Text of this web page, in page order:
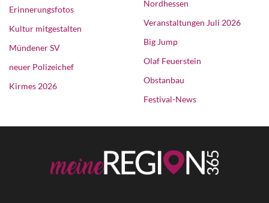
Erinnerungsfotos
Kultur mitgestalten
Mündener SV
neuer Polizeichef
Kirmes 2026
Nordhessen
Veranstaltungen Juli 2026
Big Jump
Olaf Feuerstein
Obstanbau
Festival-News